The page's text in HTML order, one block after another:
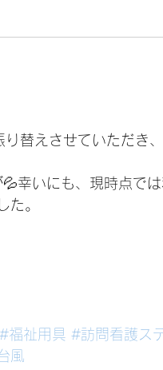
替えさせていただき
幸いにも、現時点では
た。
#福祉用具 #訪問看護ス
風